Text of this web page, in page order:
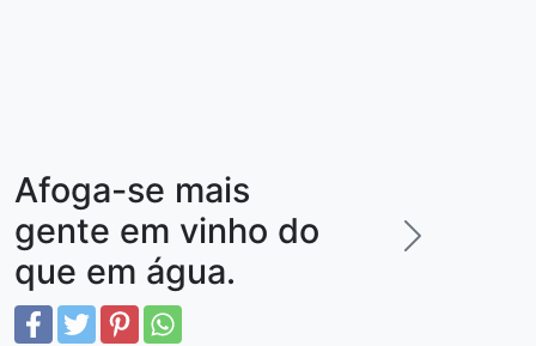
Afoga-se mais
gente em vinho do
que em água.